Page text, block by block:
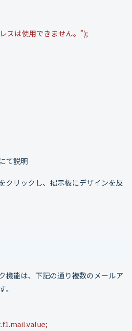
スは使用できません。");
て説明
クリックし、掲示板にデザインを反
機能は、下記の通り複数のメールア